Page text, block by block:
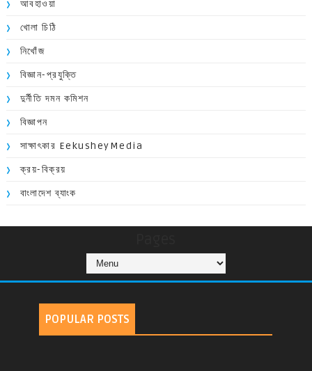
আবহাওয়া
খোলা চিঠি
নিখোঁজ
বিজ্ঞান-প্রযুক্তি
দুর্নীতি দমন কমিশন
বিজ্ঞাপন
সাক্ষাৎকার EekusheyMedia
ক্রয়-বিক্রয়
বাংলাদেশ ব্যাংক
POPULAR POSTS